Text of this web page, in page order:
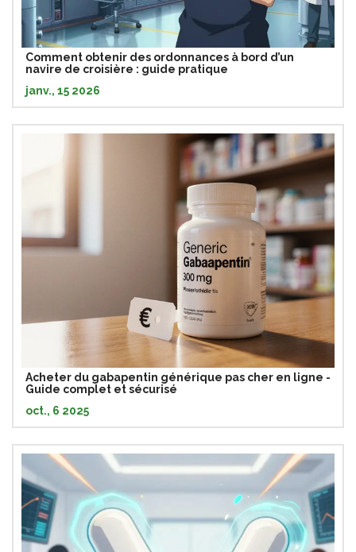
Comment obtenir des ordonnances à bord d’un
navire de croisière : guide pratique
janv., 15 2026
Acheter du gabapentin générique pas cher en ligne -
Guide complet et sécurisé
oct., 6 2025